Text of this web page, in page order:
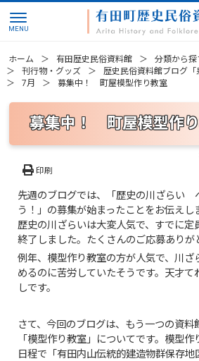
ホーム 有田歴史民俗資料館
分類から探
刊行物・グッズ
歴史民俗資料館ブログ「
7月
募集中！ 町屋模型作り教室
募集中！ 町屋模型作
印刷
先週のブログでは、「歴史の川ざらい
う！」の募集が始まったことをお伝えし
歴史の川ざらいは大変人気で、すでに定
終了しました。たくさんのご応募ありが
例年、模型作り教室の方が人気で、川ざ
めるのに苦労していたそうです。天才て
しです。
さて、今回のブログは、もう一つの資料
「模型作り教室」についてです。模型
日程で「有田内山伝統的建造物群保存